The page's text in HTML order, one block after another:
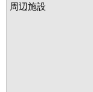
周辺施設